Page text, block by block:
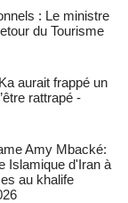
: Le ministre
du Tourisme
aurait frappé un
rattrapé -
Amy Mbacké:
Islamique d'Iran à
au khalife